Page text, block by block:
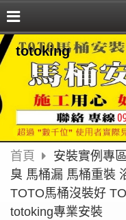
totoking
首頁 安裝實例專區
臭 馬桶漏 馬桶重裝
TOTO馬桶沒裝好
totoking專業安裝